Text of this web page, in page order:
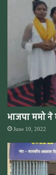
भाजपा ममो
June 10, 2022